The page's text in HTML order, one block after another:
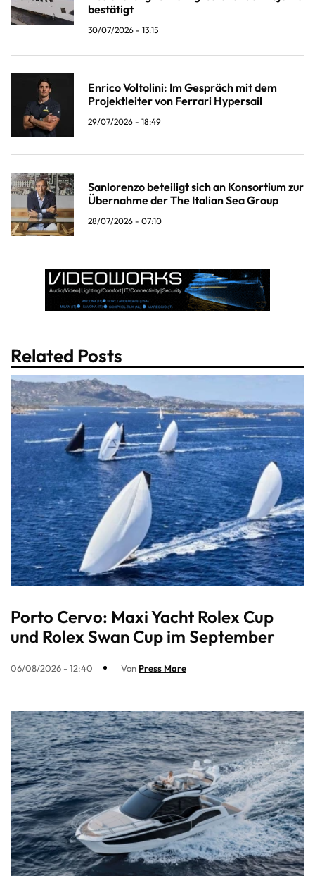
bestätigt
30/07/2026 - 13:15
Enrico Voltolini: Im Gespräch mit dem
Projektleiter von Ferrari Hypersail
29/07/2026 - 18:49
Sanlorenzo beteiligt sich an Konsortium zur
Übernahme der The Italian Sea Group
28/07/2026 - 07:10
Related Posts
Porto Cervo: Maxi Yacht Rolex Cup
und Rolex Swan Cup im September
06/08/2026 - 12:40 Von Press Mare